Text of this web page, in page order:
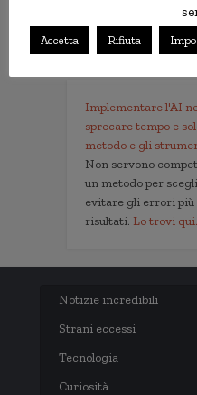
Contatti
Implementare l'AI
sprecare tempo e
metodo e gli
Non servono
un metodo per
evitare gli errori
risultati. Lo trovi qui.
Notizie incredibili
Strani eccessi
Tecnologia
Curiosità
Accetta Rifiuta